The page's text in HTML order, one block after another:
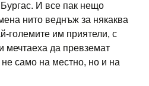
И все пак нещо
нито веднъж за някаква
големите им приятели, с
мечтаеха да превземат
само на местно, но и на